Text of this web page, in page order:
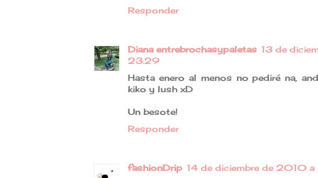
Responder
Diana entrebrochasypaletas 13 de
23:29
Hasta enero al menos no pediré na,
kiko y lush xD
Un besote!
Responder
fashionDrip 14 de diciembre de 2010